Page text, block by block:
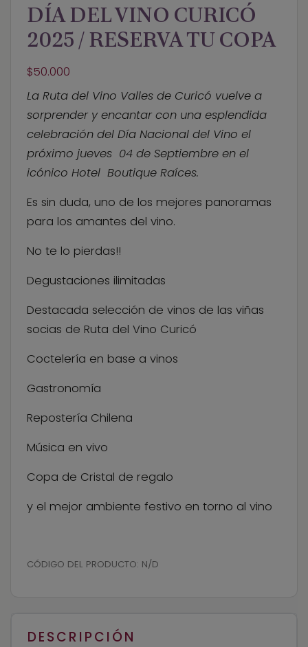
o
k
l
DÍA DEL VINO CURICÓ
2025 / RESERVA TU COPA
$50.000
La Ruta del Vino Valles de Curicó vuelve a
sorprender y encantar con una esplendida
celebración del Día Nacional del Vino el
próximo jueves 04 de Septiembre en el
icónico Hotel Boutique Raíces.
Es sin duda, uno de los mejores panoramas
para los amantes del vino.
No te lo pierdas!!
Degustaciones ilimitadas
Destacada selección de vinos de las viñas
socias de Ruta del Vino Curicó
Coctelería en base a vinos
Gastronomía
Repostería Chilena
Música en vivo
Copa de Cristal de regalo
y el mejor ambiente festivo en torno al vino
CÓDIGO DEL PRODUCTO: N/D
DESCRIPCIÓN